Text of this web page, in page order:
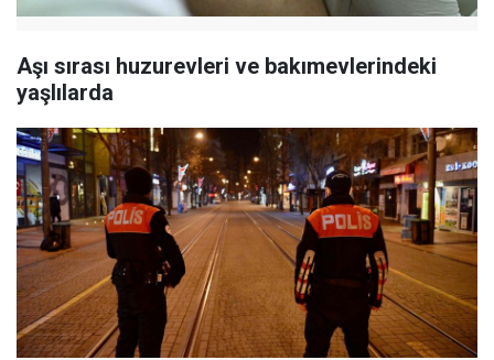
Aşı sırası huzurevleri ve bakımevlerindeki
yaşlılarda